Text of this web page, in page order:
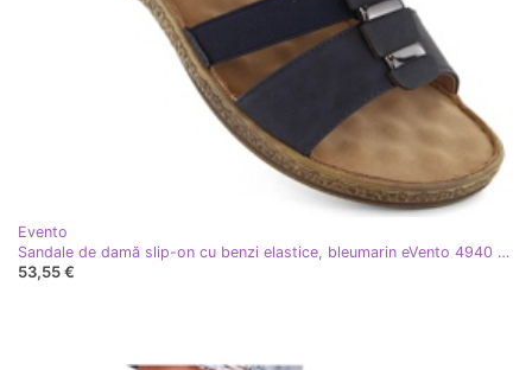
Evento
Sandale de damă slip-on cu benzi elastice, bleumarin eVento 4940 albastru
53,55 €